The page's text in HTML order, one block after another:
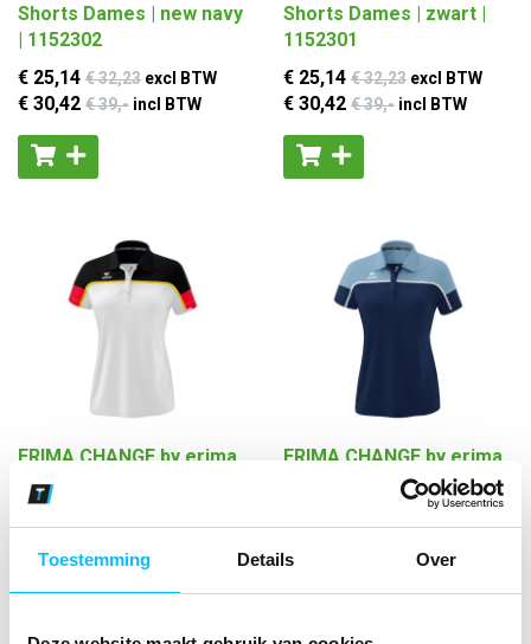
Toestemming Details Over
Shorts Dames | new navy
| 1152302
€ 25,14 € 32,23 excl BTW
€ 30,42 € 39,- incl BTW
Shorts Dames | zwart |
1152301
€ 25,14 € 32,23 excl BTW
€ 30,42 € 39,- incl BTW
ERIMA CHANGE by erima
polo Dames |
wit/zwart/rood | 1112318
€ 29,01 excl BTW
€ 35,10 € 45,-incl BTW
ERIMA CHANGE by erima
polo Dames | new
navy/faded denim/wit |
1112317
€ 29
€ 35,10 € 45,-incl BTW